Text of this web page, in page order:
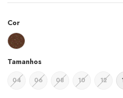
Cor
Tamanhos
04 06 08 10 12